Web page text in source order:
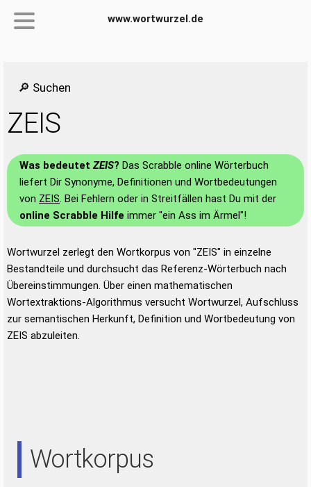
www.wortwurzel.de
🔎 Suchen
ZEIS
Was bedeutetZEIS? Das Scrabble online Wörterbuch
liefert Dir Synonyme, Definitionen und Wortbedeutungen
von ZEIS. Bei Fehlern oder in Streitfällen hast Du mit der
online Scrabble Hilfe immer "ein Ass im Ärmel"!
Wortwurzel zerlegt den Wortkorpus von "ZEIS" in einzelne
Bestandteile und durchsucht das Referenz-Wörterbuch nach
Übereinstimmungen. Über einen mathematischen
Wortextraktions-Algorithmus versucht Wortwurzel, Aufschluss
zur semantischen Herkunft, Definition und Wortbedeutung von
ZEIS abzuleiten.
Wortkorpus